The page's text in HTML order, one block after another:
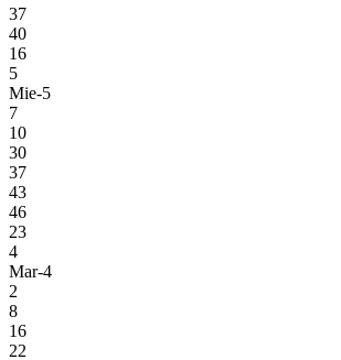
37
40
16
5
Mie-5
7
10
30
37
43
46
23
4
Mar-4
2
8
16
22